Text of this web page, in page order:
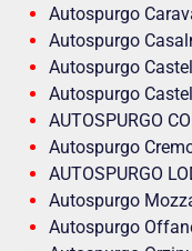
Autospurgo
Autospurgo
Autospurgo
Autospurgo
AUTOSPURGO
Autospurgo
AUTOSPURGO
Autospurgo
Autospurgo